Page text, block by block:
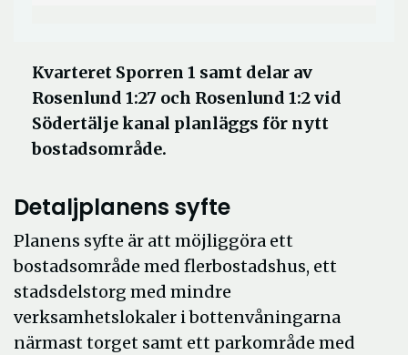
Kvarteret Sporren 1 samt delar av
Rosenlund 1:27 och Rosenlund 1:2 vid
Södertälje kanal planläggs för nytt
bostadsområde.
Detaljplanens syfte
Planens syfte är att möjliggöra ett
bostadsområde med flerbostadshus, ett
stadsdelstorg med mindre
verksamhetslokaler i bottenvåningarna
närmast torget samt ett parkområde med